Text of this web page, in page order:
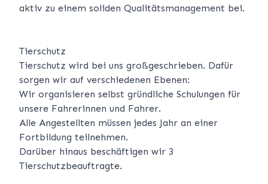
aktiv zu einem soliden Qualitätsmanagement bei.
Tierschutz
Tierschutz wird bei uns großgeschrieben. Dafür
sorgen wir auf verschiedenen Ebenen:
Wir organisieren selbst gründliche Schulungen für
unsere Fahrerinnen und Fahrer.
Alle Angestellten müssen jedes Jahr an einer
Fortbildung teilnehmen.
Darüber hinaus beschäftigen wir 3
Tierschutzbeauftragte.